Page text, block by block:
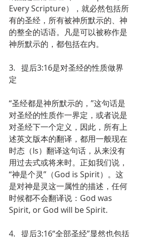
Every Scripture），就必然包括所
有的圣经，所有被神所默示的、神
的整全的话语。凡是可以被称作是
神所默示的，都包括在内。
3.   提后3:16是对圣经的性质做界
定
“圣经都是神所默示的，”这句话是
对圣经的性质作一界定，或者说是
对圣经下一个定义，因此，所有上
述英文版本的翻译，都用一般现在
时态（Is）翻译这句话，从来没有
用过去式或将来时。正如我们说，
“神是个灵”（God is Spirit）。这
是对神是灵这一属性的描述，任何
时候都不会翻译说：God was
Spirit, or God will be Spirit.
4.   提后3:16“全部圣经”显然也包括